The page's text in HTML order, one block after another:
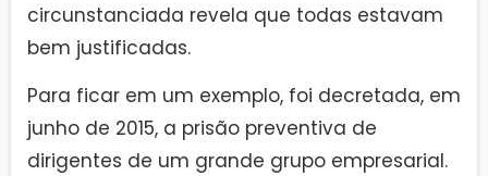
circunstanciada revela que todas estavam
bem justificadas.
Para ficar em um exemplo, foi decretada, em
junho de 2015, a prisão preventiva de
dirigentes de um grande grupo empresarial.